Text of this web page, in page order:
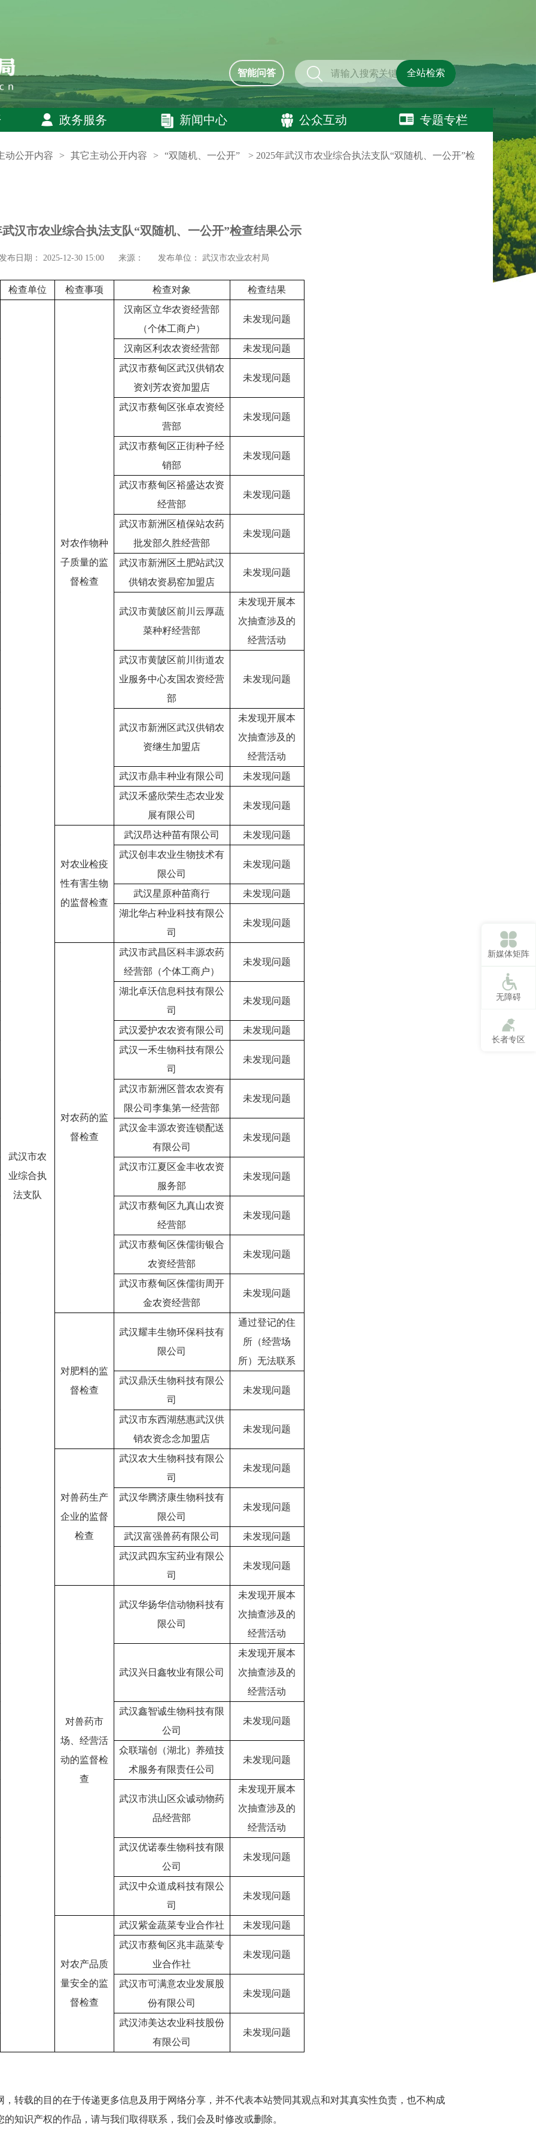
智能问答 全站检索
政务服务 新闻中心 公众互动 专题专栏
动公开内容 > 其它主动公开内容 > “双随机、一公开” > 2025年武汉市农业综合执法支队“双随机、一公开”检
武汉市农业综合执法支队“双随机、一公开”检查结果公示
布日期： 2025-12-30 15:00 来源： 发布单位： 武汉市农业农村局
检查单位 检查事项 检查对象 检查结果
武汉市农
业综合执
法支队
对农作物种
子质量的监
督检查
汉南区立华农资经营部
（个体工商户）
未发现问题
汉南区利农农资经营部 未发现问题
武汉市蔡甸区武汉供销农
资刘芳农资加盟店
未发现问题
武汉市蔡甸区张卓农资经
营部
未发现问题
武汉市蔡甸区正街种子经
销部
未发现问题
武汉市蔡甸区裕盛达农资
经营部
未发现问题
武汉市新洲区植保站农药
批发部久胜经营部
未发现问题
武汉市新洲区土肥站武汉
供销农资易窑加盟店
未发现问题
武汉市黄陂区前川云厚蔬
菜种籽经营部
未发现开展本
次抽查涉及的
经营活动
武汉市黄陂区前川街道农
业服务中心友国农资经营
部
未发现问题
武汉市新洲区武汉供销农
资继生加盟店
未发现开展本
次抽查涉及的
经营活动
武汉市鼎丰种业有限公司 未发现问题
武汉禾盛欣荣生态农业发
展有限公司
未发现问题
对农业检疫
性有害生物
的监督检查
武汉昂达种苗有限公司 未发现问题
武汉创丰农业生物技术有
限公司
未发现问题
武汉星原种苗商行 未发现问题
湖北华占种业科技有限公
司
未发现问题
对农药的监
督检查
武汉市武昌区科丰源农药
经营部（个体工商户）
未发现问题
湖北卓沃信息科技有限公
司
未发现问题
武汉爱护农农资有限公司 未发现问题
武汉一禾生物科技有限公
司
未发现问题
武汉市新洲区普农农资有
限公司李集第一经营部
未发现问题
武汉金丰源农资连锁配送
有限公司
未发现问题
武汉市江夏区金丰收农资
服务部
未发现问题
武汉市蔡甸区九真山农资
经营部
未发现问题
武汉市蔡甸区侏儒街银合
农资经营部
未发现问题
武汉市蔡甸区侏儒街周开
金农资经营部
未发现问题
对肥料的监
督检查
武汉耀丰生物环保科技有
限公司
通过登记的住
所（经营场
所）无法联系
武汉鼎沃生物科技有限公
司
未发现问题
武汉市东西湖慈惠武汉供
销农资念念加盟店
未发现问题
对兽药生产
企业的监督
检查
武汉农大生物科技有限公
司
未发现问题
武汉华腾济康生物科技有
限公司
未发现问题
武汉富强兽药有限公司 未发现问题
武汉武四东宝药业有限公
司
未发现问题
对兽药市
场、经营活
动的监督检
查
武汉华扬华信动物科技有
限公司
未发现开展本
次抽查涉及的
经营活动
武汉兴日鑫牧业有限公司
未发现开展本
次抽查涉及的
经营活动
武汉鑫智诚生物科技有限
公司
未发现问题
众联瑞创（湖北）养殖技
术服务有限责任公司
未发现问题
武汉市洪山区众诚动物药
品经营部
未发现开展本
次抽查涉及的
经营活动
武汉优诺泰生物科技有限
公司
未发现问题
武汉中众道成科技有限公
司
未发现问题
对农产品质
量安全的监
督检查
武汉紫金蔬菜专业合作社 未发现问题
武汉市蔡甸区兆丰蔬菜专
业合作社
未发现问题
武汉市可满意农业发展股
份有限公司
未发现问题
武汉沛美达农业科技股份
有限公司
未发现问题
转载的目的在于传递更多信息及用于网络分享，并不代表本站赞同其观点和对其真实性负责，也不构成
知识产权的作品，请与我们取得联系，我们会及时修改或删除。
新媒体矩阵
无障碍
长者专区